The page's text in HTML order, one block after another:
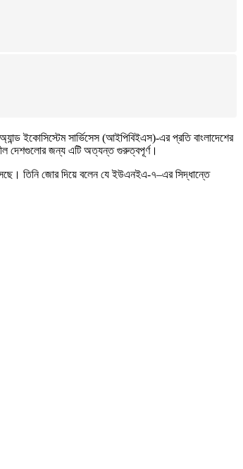
ইকোসিস্টেম সার্ভিসেস (আইপিবিইএস)-এর প্রতি বাংলাদেশের
দেশগুলোর জন্য এটি অত্যন্ত গুরুত্বপূর্ণ।
আসছে। তিনি জোর দিয়ে বলেন যে ইউএনইএ-৭–এর সিদ্ধান্তে